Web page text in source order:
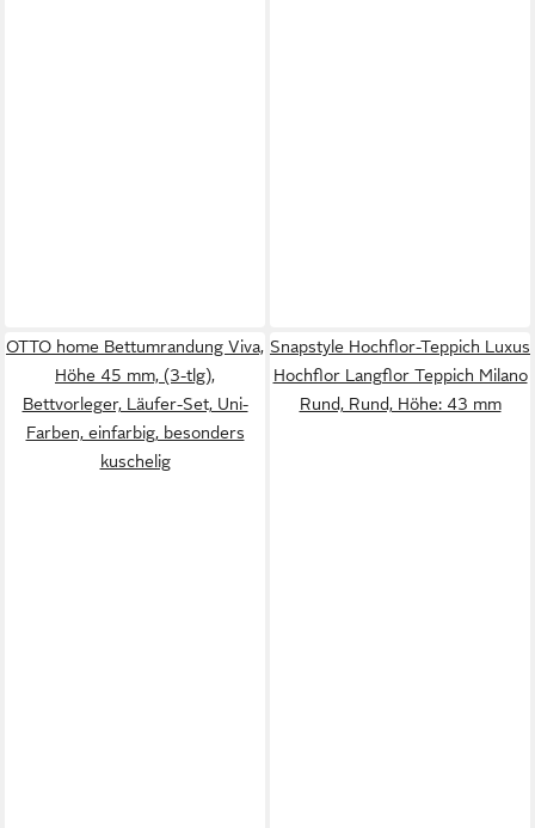
OTTO home Bettumrandung Viva,
Höhe 45 mm, (3-tlg),
Bettvorleger, Läufer-Set, Uni-
Farben, einfarbig, besonders
kuschelig
Snapstyle Hochflor-Teppich Luxus
Hochflor Langflor Teppich Milano
Rund, Rund, Höhe: 43 mm